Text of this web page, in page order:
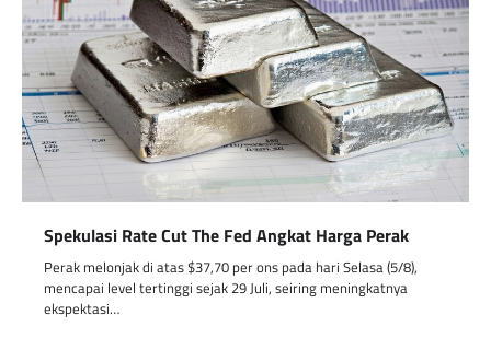
Spekulasi Rate Cut The Fed Angkat Harga Perak
Perak melonjak di atas $37,70 per ons pada hari Selasa (5/8),
mencapai level tertinggi sejak 29 Juli, seiring meningkatnya
ekspektasi…